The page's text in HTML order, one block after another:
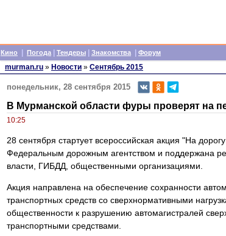
Кино Погода Тендеры Знакомства Форум
murman.ru » Новости » Сентябрь 2015
понедельник, 28 сентября 2015
В Мурманской области фуры проверят на
10:25
28 сентября стартует всероссийская акция "На
Федеральным дорожным агентством и поддержана
власти, ГИБДД, общественными организациями.
Акция направлена на обеспечение сохранности
транспортных средств со сверхнормативными
общественности к разрушению автомагистралей
транспортными средствами.